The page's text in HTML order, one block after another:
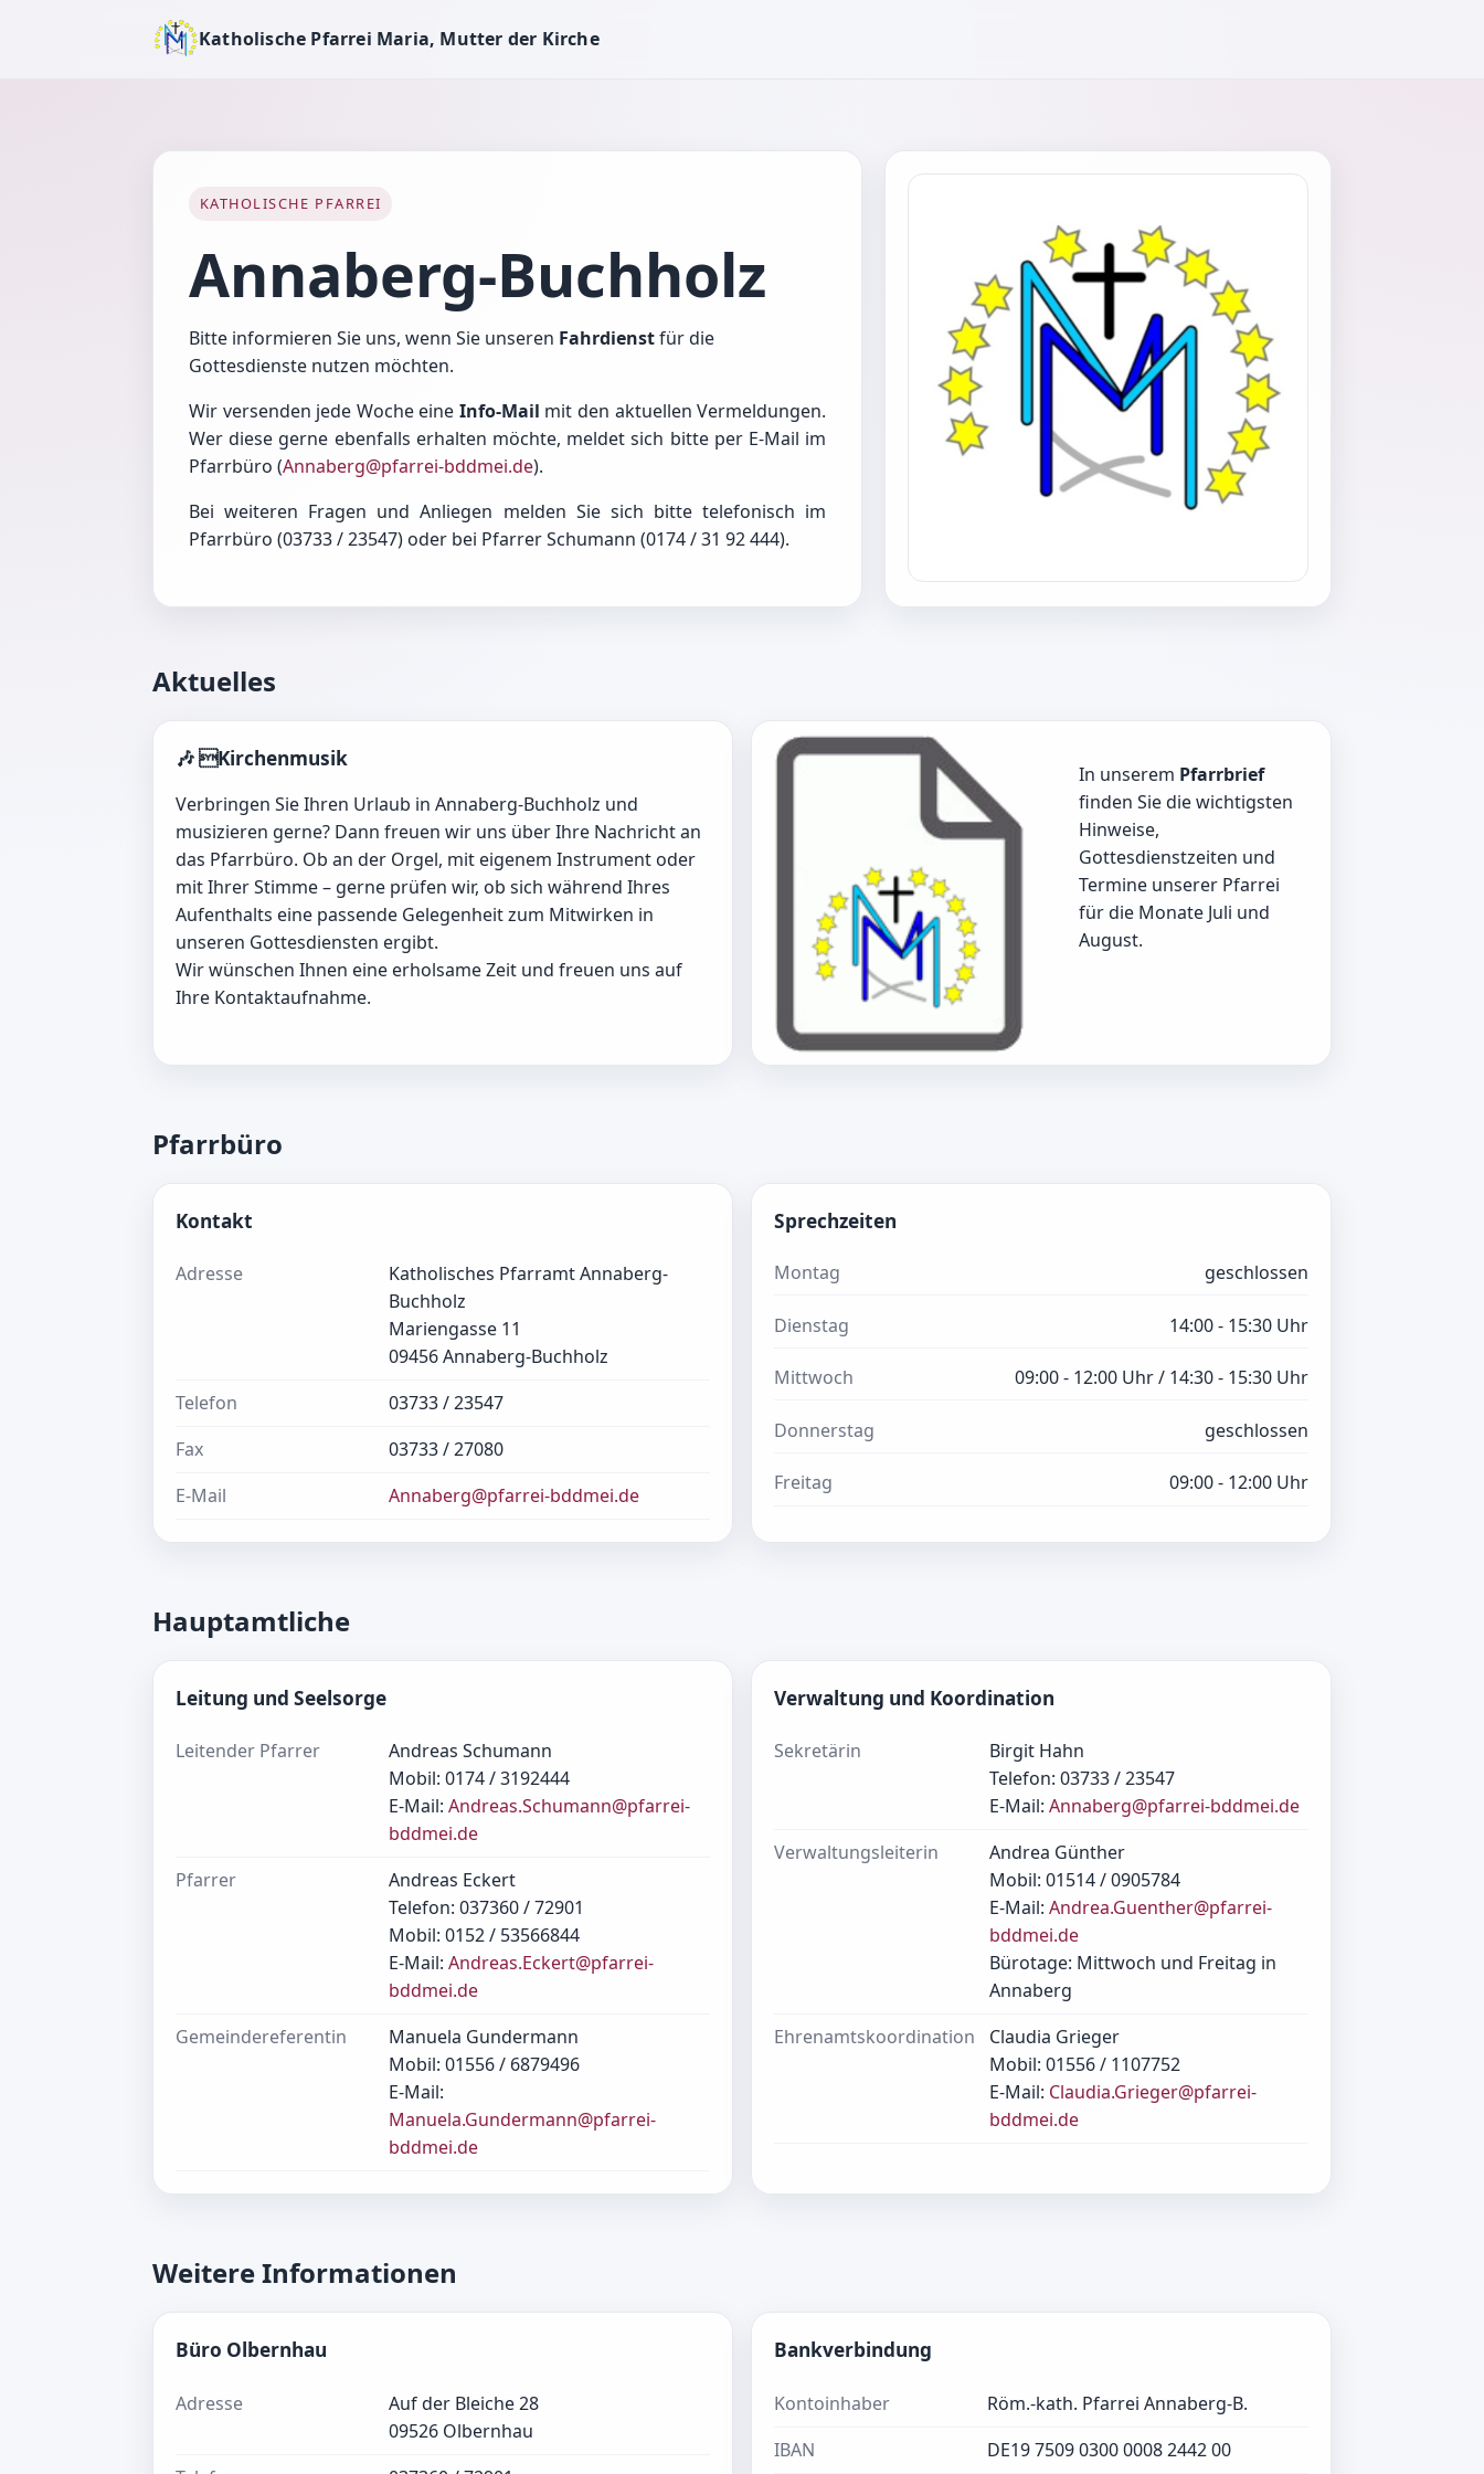
Katholische Pfarrei Maria, Mutter der Kirche
KATHOLISCHE PFARREI
Annaberg-Buchholz
Bitte informieren Sie uns, wenn Sie unseren Fahrdienstfür die
Gottesdienste nutzen möchten.
Wir versenden jede Woche eine Info-Mail mit den aktuellen Vermeldungen.
Wer diese gerne ebenfalls erhalten möchte, meldet sich bitte per E-Mail im
Pfarrbüro (Annaberg@pfarrei-bddmei.de).
Bei weiteren Fragen und Anliegen melden Sie sich bitte telefonisch im
Pfarrbüro (03733 / 23547) oder bei Pfarrer Schumann (0174 / 31 92 444).
Aktuelles
🎶 Kirchenmusik
Verbringen Sie Ihren Urlaub in Annaberg-Buchholz und
musizieren gerne? Dann freuen wir uns über Ihre Nachricht an
das Pfarrbüro. Ob an der Orgel, mit eigenem Instrument oder
mit Ihrer Stimme – gerne prüfen wir, ob sich während Ihres
Aufenthalts eine passende Gelegenheit zum Mitwirken in
unseren Gottesdiensten ergibt.
Wir wünschen Ihnen eine erholsame Zeit und freuen uns auf
Ihre Kontaktaufnahme.
In unserem Pfarrbrief
finden Sie die wichtigsten
Hinweise,
Gottesdienstzeiten und
Termine unserer Pfarrei
für die Monate Juli und
August.
Pfarrbüro
Kontakt
Adresse
Katholisches Pfarramt Annaberg-
Buchholz
Mariengasse 11
09456 Annaberg-Buchholz
Telefon
03733 / 23547
Fax
03733 / 27080
E-Mail
Annaberg@pfarrei-bddmei.de
Sprechzeiten
Montag geschlossen
Dienstag 14:00 - 15:30 Uhr
Mittwoch 09:00 - 12:00 Uhr / 14:30 - 15:30 Uhr
Donnerstag geschlossen
Freitag 09:00 - 12:00 Uhr
Hauptamtliche
Leitung und Seelsorge
Leitender Pfarrer
Andreas Schumann
Mobil: 0174 / 3192444
E-Mail: Andreas.Schumann@pfarrei-
bddmei.de
Pfarrer
Andreas Eckert
Telefon: 037360 / 72901
Mobil: 0152 / 53566844
E-Mail: Andreas.Eckert@pfarrei-
bddmei.de
Gemeindereferentin
Manuela Gundermann
Mobil: 01556 / 6879496
E-Mail:
Manuela.Gundermann@pfarrei-
bddmei.de
Verwaltung und Koordination
Sekretärin
Birgit Hahn
Telefon: 03733 / 23547
E-Mail: Annaberg@pfarrei-bddmei.de
Verwaltungsleiterin
Andrea Günther
Mobil: 01514 / 0905784
E-Mail: Andrea.Guenther@pfarrei-
bddmei.de
Bürotage: Mittwoch und Freitag in
Annaberg
Ehrenamtskoordination
Claudia Grieger
Mobil: 01556 / 1107752
E-Mail: Claudia.Grieger@pfarrei-
bddmei.de
Weitere Informationen
Büro Olbernhau
Adresse
Auf der Bleiche 28
09526 Olbernhau
Bankverbindung
Kontoinhaber
Röm.-kath. Pfarrei Annaberg-B.
IBAN
DE19 7509 0300 0008 2442 00